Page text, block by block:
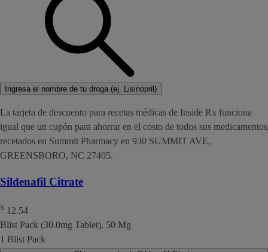
Ingresa el nombre de tu droga (ej. Lisinopril)
La tarjeta de descuento para recetas médicas de Inside Rx funciona
igual que un cupón para ahorrar en el costo de todos sus medicamentos
recetados en Summit Pharmacy en 930 SUMMIT AVE,
GREENSBORO, NC 27405.
Sildenafil Citrate
$ 12.54
Blist Pack (30.0mg Tablet), 50 Mg
1 Blist Pack